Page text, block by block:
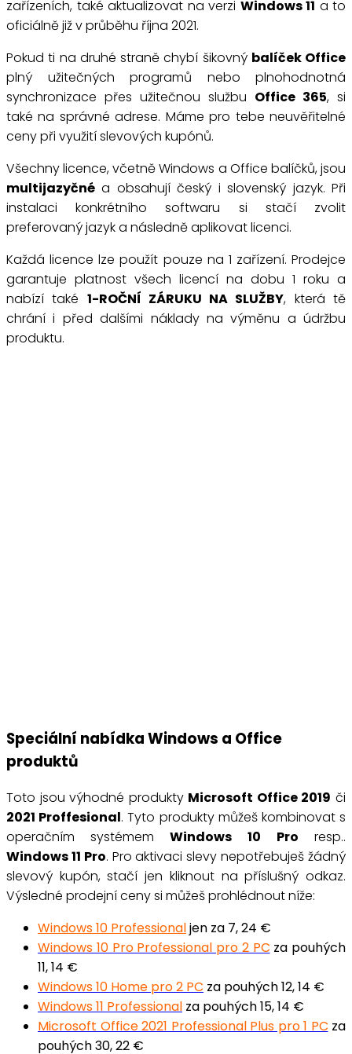
zařízeních, také aktualizovat na verzi Windows 11 a to
oficiálně již v průběhu října 2021.
Pokud ti na druhé straně chybí šikovný balíček Office
plný užitečných programů nebo plnohodnotná
synchronizace přes užitečnou službu Office 365, si
také na správné adrese. Máme pro tebe neuvěřitelné
ceny při využití slevových kupónů.
Všechny licence, včetně Windows a Office balíčků, jsou
multijazyčné a obsahují český i slovenský jazyk. Při
instalaci konkrétního softwaru si stačí zvolit
preferovaný jazyk a následně aplikovat licenci.
Každá licence lze použít pouze na 1 zařízení. Prodejce
garantuje platnost všech licencí na dobu 1 roku a
nabízí také 1-ROČNÍ ZÁRUKU NA SLUŽBY, která tě
chrání i před dalšími náklady na výměnu a údržbu
produktu.
Speciální nabídka Windows a Office
produktů
Toto jsou výhodné produkty Microsoft Office 2019 či
2021 Proffesional. Tyto produkty můžeš kombinovat s
operačním systémemWindows 10 Pro resp..
Windows 11 Pro. Proaktivaci slevy nepotřebuješ žádný
slevový kupón,stačí jen kliknout na příslušný odkaz.
Výsledné prodejní ceny si můžeš prohlédnout níže:
Windows 10 Professionaljen za 7, 24 €
Windows 10 Pro Professional pro 2 PC za pouhých
11, 14 €
Windows 10 Home pro 2 PC za pouhých 12, 14 €
Windows 11 Professional za pouhých 15, 14 €
Microsoft Office 2021 Professional Plus pro 1 PC za
pouhých 30, 22 €